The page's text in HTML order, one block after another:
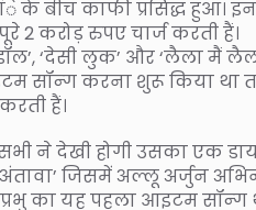
के बीच काफी प्रसिद्ध हुआ। इन
करोड़ रुपए चार्ज करती हैं।
‘देसी लुक’ और ‘लैला मैं
सॉन्ग करना शुरू किया था
हैं।
ने देखी होगी उसका एक
जिसमें अल्लू अर्जुन
का यह पहला आइटम सॉन्ग